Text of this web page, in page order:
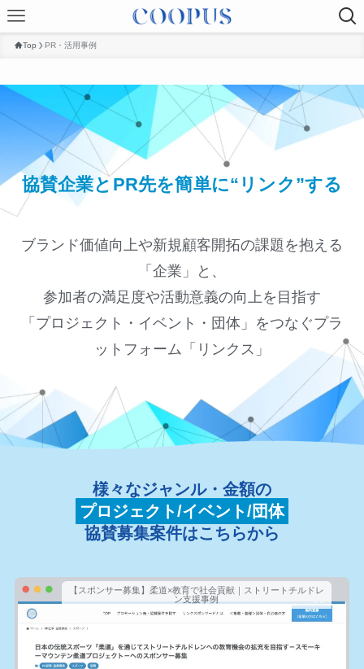
Top PR・活用事例
協賛企業とPR先を簡単に“リンク”する
ブランド価値向上や新規顧客開拓の課題を抱える
「企業」と、
参加者の満足度や活動意義の向上を目指す
「プロジェクト・イベント・団体」をつなぐプラ
ットフォーム「リンクス」
様々なジャンル・金額の
プロジェクト/イベント/団体
協賛募集案件はこちらから
【スポンサー募集】柔道×教育で社会貢献｜ストリートチルドレ
ン支援事例